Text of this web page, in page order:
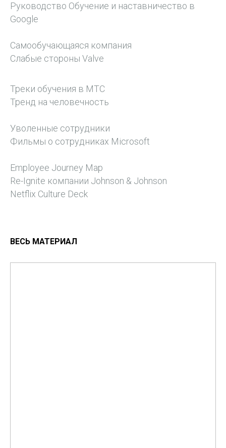
Руководство Обучение и наставничество в
Google
Самообучающаяся компания
Слабые стороны Valve
Треки обучения в МТС
Тренд на человечность
Уволенные сотрудники
Фильмы о сотрудниках Microsoft
Employee Journey Map
Re-Ignite компании Johnson & Johnson
Netflix Culture Deck
ВЕСЬ МАТЕРИАЛ